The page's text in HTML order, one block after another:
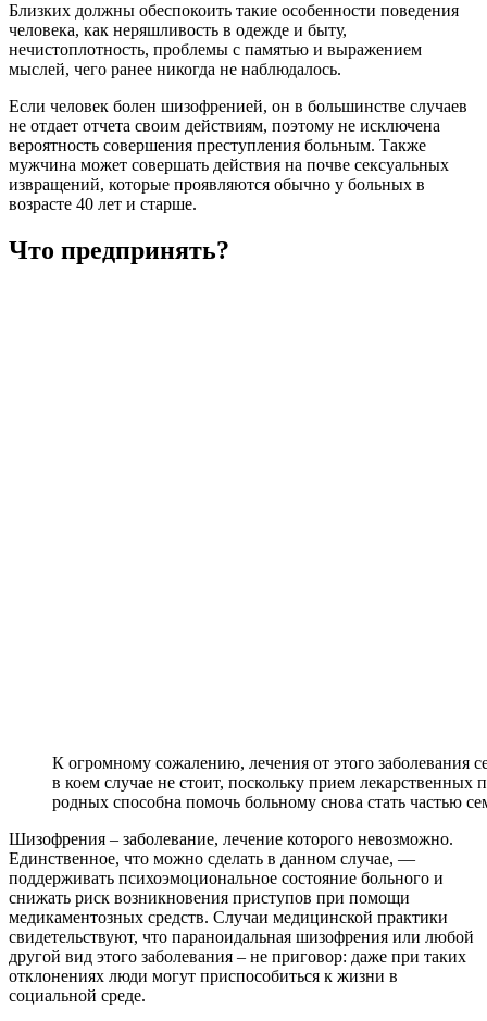
Близких должны обеспокоить такие особенности поведения
человека, как неряшливость в одежде и быту,
нечистоплотность, проблемы с памятью и выражением
мыслей, чего ранее никогда не наблюдалось.
Если человек болен шизофренией, он в большинстве случаев
не отдает отчета своим действиям, поэтому не исключена
вероятность совершения преступления больным. Также
мужчина может совершать действия на почве сексуальных
извращений, которые проявляются обычно у больных в
возрасте 40 лет и старше.
Что предпринять?
К огромному сожалению, лечения от этого заболевания
в коем случае не стоит, поскольку прием лекарственных
родных способна помочь больному снова стать частью
Шизофрения – заболевание, лечение которого невозможно.
Единственное, что можно сделать в данном случае, —
поддерживать психоэмоциональное состояние больного и
снижать риск возникновения приступов при помощи
медикаментозных средств. Случаи медицинской практики
свидетельствуют, что параноидальная шизофрения или любой
другой вид этого заболевания – не приговор: даже при таких
отклонениях люди могут приспособиться к жизни в
социальной среде.